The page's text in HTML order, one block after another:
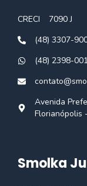
CRECI
7090 J
(48) 3307-
(48) 2398-
Avenida
Florianópolis
Smolka